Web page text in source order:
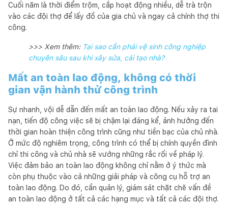
Cuối năm là thời điểm trộm, cắp hoạt động nhiều, dễ trà trộn
vào các đội thợ để lấy đồ của gia chủ và ngay cả chính thợ thi
công.
>>> Xem thêm:Tại sao cần phải vệ sinh công nghiệp
chuyên sâu sau khi xây sửa, cải tạo nhà?
Mất an toàn lao động, không có thời
gian vận hành thử công trình
Sự nhanh, vội dễ dẫn đến mất an toàn lao động. Nếu xảy ra tai
nạn, tiến độ công việc sẽ bị chậm lại đáng kể, ảnh hưởng đến
thời gian hoàn thiện công trình cũng như tiền bạc của chủ nhà.
Ở mức độ nghiêm trọng, công trình có thể bị chính quyền đình
chỉ thi công và chủ nhà sẽ vướng những rắc rối về pháp lý.
Việc đảm bảo an toàn lao động không chỉ nằm ở ý thức mà
còn phụ thuộc vào cả những giải pháp và công cụ hỗ trợ an
toàn lao động. Do đó, cần quản lý, giám sát chặt chẽ vấn đề
an toàn lao động ở tất cả các hạng mục và tất cả các đội thợ.